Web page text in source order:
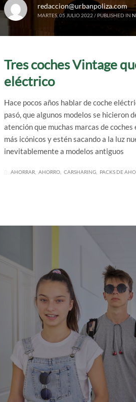
redaccion@urbanpoliza.com
MARTES, 05 JULIO 2022 / PUBLISHED IN
Tres coches Vintage
eléctrico
Hace pocos años hablar de coche
pasó, que algunos modelos se hicieron
atención que muchas marcas de
más icónicos y estén sacando a la luz
inevitablemente a modelos antiguos
AHORRAR AHORRO CARSHARING PACKS DE